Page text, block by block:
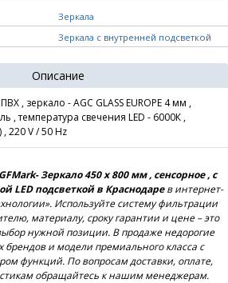
Зеркала
Зеркала с внутренней подсветкой
Описание
, зеркало - AGC GLASS EUROPE 4 мм ,
, температура свечения LED - 6000К ,
220 V / 50 Hz
Зеркало 450 х 800 мм , сенсорное , с
LED подсветкой в Краснодарев интернет-
Используйте систему фильтрации
материалу, сроку гарантии и цене – это
нужной позиции. В продаже недорогие
брендов и модели премиального класса с
функций. По вопросам доставки, оплате,
обращайтесь к нашим менеджерам.